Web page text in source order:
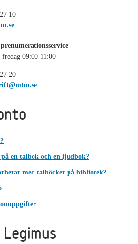
10
09:00-11:00
20
en talbok och en ljudbok?
med talböcker på bibliotek?